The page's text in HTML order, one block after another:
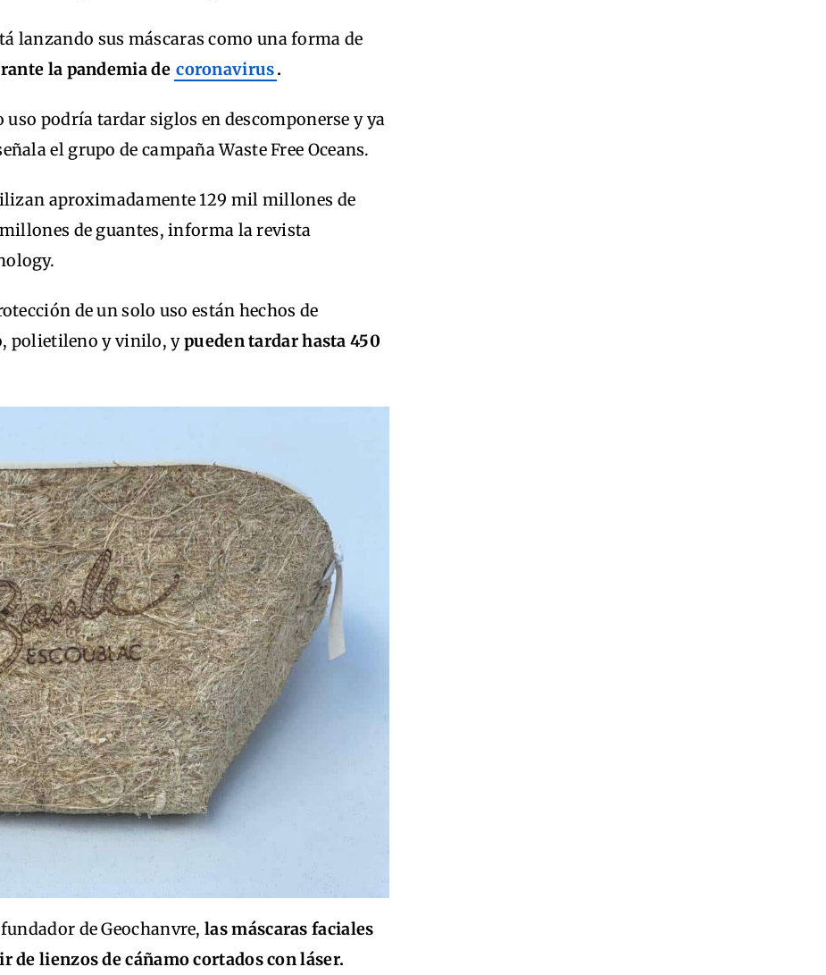
lanzando sus máscaras como una forma de
la pandemia de coronavirus.
podría tardar siglos en descomponerse y ya
el grupo de campaña Waste Free Oceans.
aproximadamente 129 mil millones de
de guantes, informa la revista
de un solo uso están hechos de
polietileno y vinilo, ypueden tardar hasta 450
de Geochanvre,las máscaras faciales
de lienzos de cáñamo cortados con láser.